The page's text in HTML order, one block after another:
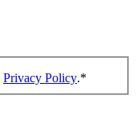
Privacy Policy.*